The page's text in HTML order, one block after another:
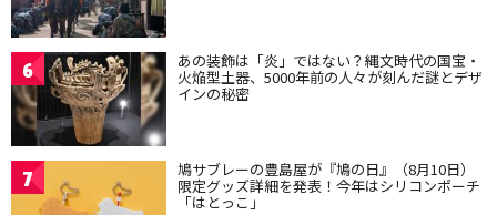
6 あの装飾は「炎」ではない？縄文時代の国宝・
火焔型土器、5000年前の人々が刻んだ謎とデザ
インの秘密
7 鳩サブレーの豊島屋が『鳩の日』（8月10日）
限定グッズ詳細を発表！今年はシリコンポーチ
「はとっこ」